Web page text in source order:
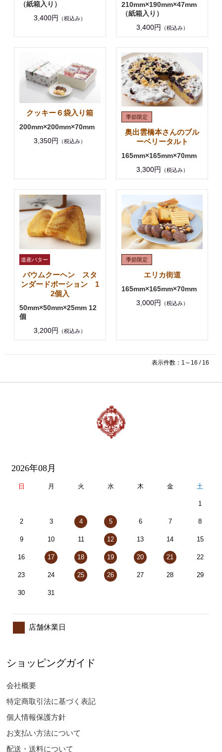
（紙箱入り）
3,400円
（税込み）
210mm×190mm×47mm
（紙箱入り）
3,400円
（税込み）
クッキー６袋入り箱
200mm×200mm×70mm
3,350円
（税込み）
奥出雲橋本さんのブル
ーベリータルト
165mm×165mm×70mm
3,300円
（税込み）
バウムクーヘン スタ
ンダードポーション 1
2個入
50mm×50mm×25mm 12
個
3,200円
（税込み）
エリカ街道
165mm×165mm×70mm
3,000円
（税込み）
表示件数：1～16 / 16
2026年08月
日 月 火 水 木 金 土
1
2 3 4 5 6 7 8
9 10 11 12 13 14 15
16 17 18 19 20 21 22
23 24 25 26 27 28 29
30 31
店舗休業日
ショッピングガイド
会社概要
特定商取引法に基づく表記
個人情報保護方針
お支払い方法について
配送・送料について